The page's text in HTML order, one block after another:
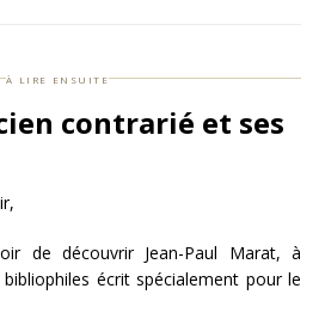
à lire ensuite
contrarié et ses
de découvrir Jean-Paul Marat, à
écrit spécialement pour le